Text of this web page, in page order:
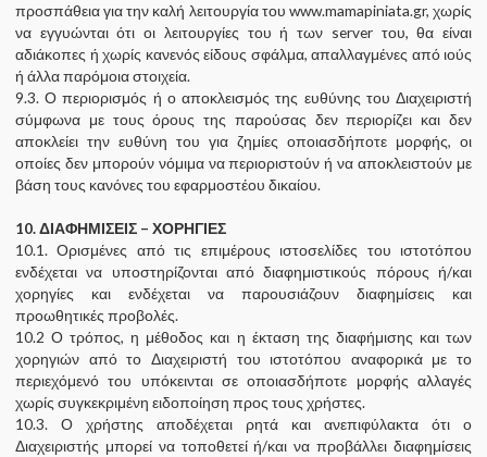
προσπάθεια για την καλή λειτουργία του www.mamapiniata.gr, χωρίς
να εγγυώνται ότι οι λειτουργίες του ή των server του, θα είναι
αδιάκοπες ή χωρίς κανενός είδους σφάλμα, απαλλαγμένες από ιούς
ή άλλα παρόμοια στοιχεία.
9.3. Ο περιορισμός ή ο αποκλεισμός της ευθύνης του Διαχειριστή
σύμφωνα με τους όρους της παρούσας δεν περιορίζει και δεν
αποκλείει την ευθύνη του για ζημίες οποιασδήποτε μορφής, οι
οποίες δεν μπορούν νόμιμα να περιοριστούν ή να αποκλειστούν με
βάση τους κανόνες του εφαρμοστέου δικαίου.
10. ΔΙΑΦΗΜΙΣΕΙΣ – ΧΟΡΗΓΙΕΣ
10.1. Ορισμένες από τις επιμέρους ιστοσελίδες του ιστοτόπου
ενδέχεται να υποστηρίζονται από διαφημιστικούς πόρους ή/και
χορηγίες και ενδέχεται να παρουσιάζουν διαφημίσεις και
προωθητικές προβολές.
10.2 Ο τρόπος, η μέθοδος και η έκταση της διαφήμισης και των
χορηγιών από το Διαχειριστή του ιστοτόπου αναφορικά με το
περιεχόμενό του υπόκεινται σε οποιασδήποτε μορφής αλλαγές
χωρίς συγκεκριμένη ειδοποίηση προς τους χρήστες.
10.3. Ο χρήστης αποδέχεται ρητά και ανεπιφύλακτα ότι ο
Διαχειριστής μπορεί να τοποθετεί ή/και να προβάλλει διαφημίσεις